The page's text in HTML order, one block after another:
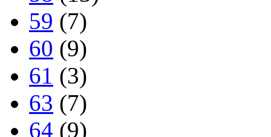
59 (7)
60 (9)
61 (3)
63 (7)
64 (9)